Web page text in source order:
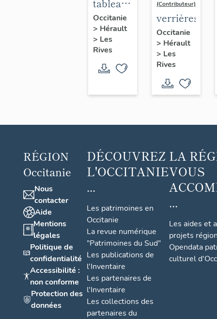
tableau,
bas-
relief : la
Crucifixion
Occitanie
> Hérault
> Les
Rives
(Contributeur)
verrières
Occitanie
> Hérault
> Les
Rives
RÉGION
Occitanie
Nous
contacter
Aide
Mentions
légales
Politique de
confidentialité
Accessibilité :
non conforme
Protection des
données
DÉCOUVREZ
L'OCCITANIE
...
Les patrimoines en
Occitanie
La revue numérique
"Patrimoines du Sud"
Les publications de
l'Inventaire
Les partenaires de
l'Inventaire
Les collections des
partenaires du
LA
VOUS
...
Les aides et
projets
Opendata
culturel